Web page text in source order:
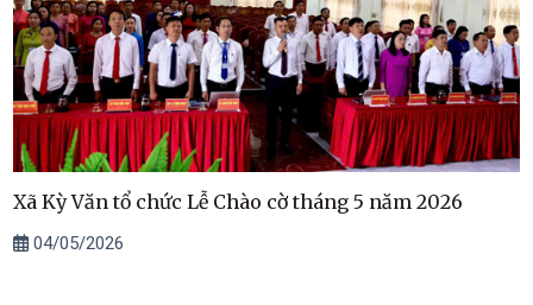
Xã Kỳ Văn tổ chức Lễ Chào cờ tháng 5 năm 2026
04/05/2026